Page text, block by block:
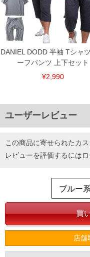
DANIEL DODD 半袖 Tシャ
ーフパンツ 上下セット
¥2,990
ユーザーレビュー
この商品に寄せられたカ
レビューを評価するには
店舗